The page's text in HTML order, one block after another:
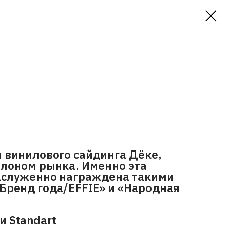
сайдинга Дёке,
рынка. Именно эта
награждена такими
года/EFFIE» и «Народная
Standart